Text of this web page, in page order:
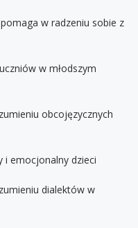
w radzeniu sobie z
w młodszym
obcojęzycznych
i emocjonalny dzieci
dialektów w